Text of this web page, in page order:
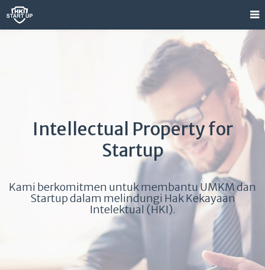
Intellectual Property for
Startup
Kami berkomitmen untuk membantu UMKM dan
Startup dalam melindungi Hak Kekayaan
Intelektual (HKI).